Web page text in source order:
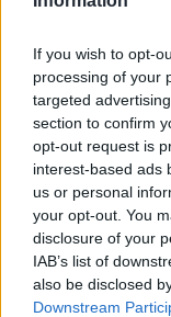
If you wish to opt-
processing of your
targeted
section to confirm
opt-out request is
interest-based ads
us or personal
your opt-out. You
disclosure of your
IAB’s list of
also be disclosed
Downstream
esett fogságba a
thai Tham Laung-
élelem nélkül
az oxigénjük is
víz elől húzódtak.
mentőcsapat állt
részt vettek.
A filmben sok